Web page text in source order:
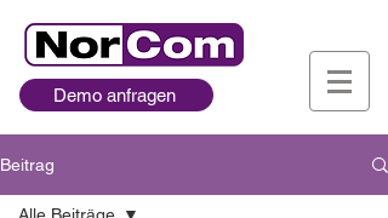
Demo anfragen
Beitrag